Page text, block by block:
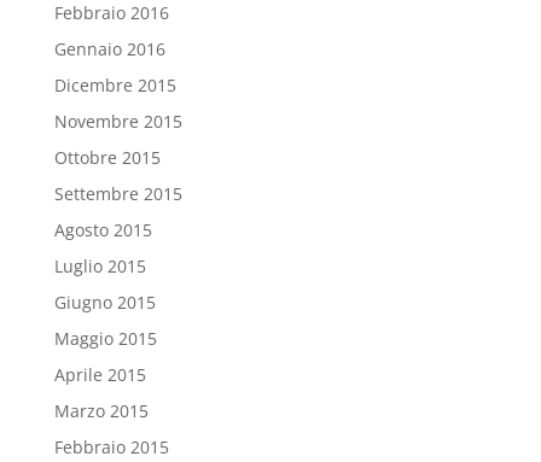
Febbraio 2016
Gennaio 2016
Dicembre 2015
Novembre 2015
Ottobre 2015
Settembre 2015
Agosto 2015
Luglio 2015
Giugno 2015
Maggio 2015
Aprile 2015
Marzo 2015
Febbraio 2015